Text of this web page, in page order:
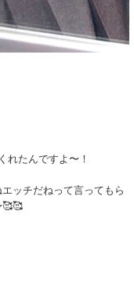
れたんですよ〜！
ッチだねって言ってもら
🥰🥰